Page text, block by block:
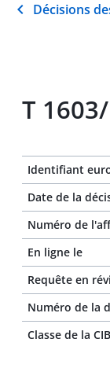
Décisions
T
Identifiant
Date de la
Numéro de
En ligne le
Requête en
Numéro de la
Classe de la CIB